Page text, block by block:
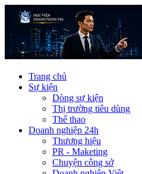
Trang chủ
Sự kiện
Dòng sự kiện
Thị trường tiêu dùng
Thể thao
Doanh nghiệp 24h
Thương hiệu
PR - Maketing
Chuyện công sở